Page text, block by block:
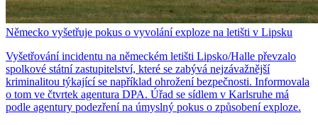
Německo vyšetřuje pokus o vyvolání exploze na letišti v Lipsku
Vyšetřování incidentu na německém letišti Lipsko/Halle převzalo
spolkové státní zastupitelství, které se zabývá nejzávažnější
kriminalitou týkající se například ohrožení bezpečnosti. Informovala
o tom ve čtvrtek agentura DPA. Úřad se sídlem v Karlsruhe má
podle agentury podezření na úmyslný pokus o způsobení exploze.